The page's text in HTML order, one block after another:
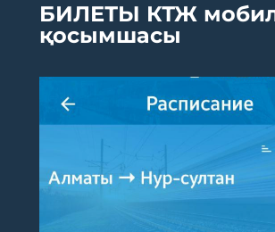
БИЛЕТЫ КТЖ
қосымшасы